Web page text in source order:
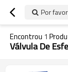
Por
Encontrou 1
Válvula De